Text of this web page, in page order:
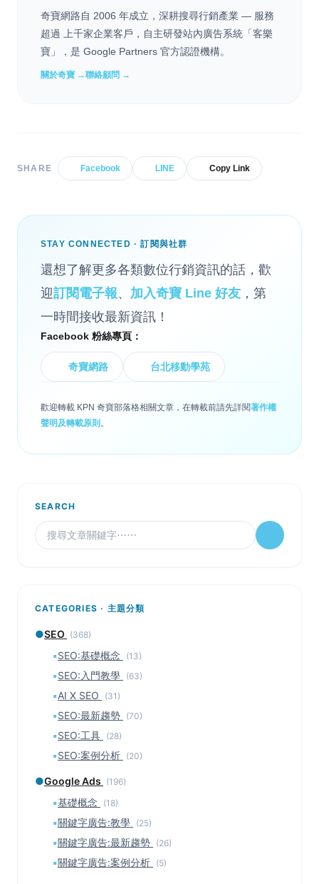
奇寶網路自 2006 年成立，深耕搜尋行銷產業 — 服務
超過 上千家企業客戶，自主研發站內廣告系統「客樂
寶」，是 Google Partners 官方認證機構。
關於奇寶 →聯絡顧問 →
SHARE Facebook LINE Copy Link
STAY CONNECTED · 訂閱與社群
還想了解更多各類數位行銷資訊的話，歡
迎訂閱電子報、 加入奇寶 Line 好友 ，第
一時間接收最新資訊！
Facebook 粉絲專頁：
奇寶網路 台北移動學苑
歡迎轉載 KPN 奇寶部落格相關文章，在轉載前請先詳閱著作權
聲明及轉載原則 。
SEARCH
CATEGORIES · 主題分類
●SEO (368)
▪SEO:基礎概念 (13)
▪SEO:入門教學 (63)
▪AI X SEO (31)
▪SEO:最新趨勢 (70)
▪SEO:工具 (28)
▪SEO:案例分析 (20)
●Google Ads (196)
▪基礎概念 (18)
▪關鍵字廣告:教學 (25)
▪關鍵字廣告:最新趨勢 (26)
▪關鍵字廣告:案例分析 (5)